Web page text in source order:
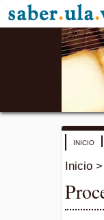
INICIO
Inicio >